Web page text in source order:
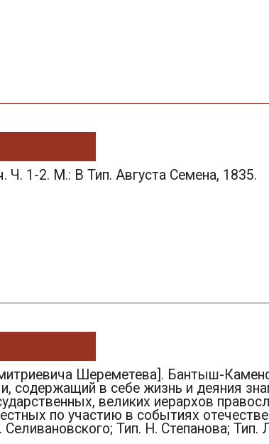
Ч. 1-2. М.: В Тип. Августа Семена, 1835.
Шереметева]. Бантыш-
содержащий в себе жизнь и деяния
великих иерархов
по участию в событиях
Тип. Н. Степанова; Тип.